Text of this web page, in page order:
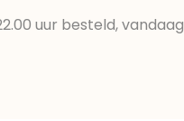
uur besteld, vandaag